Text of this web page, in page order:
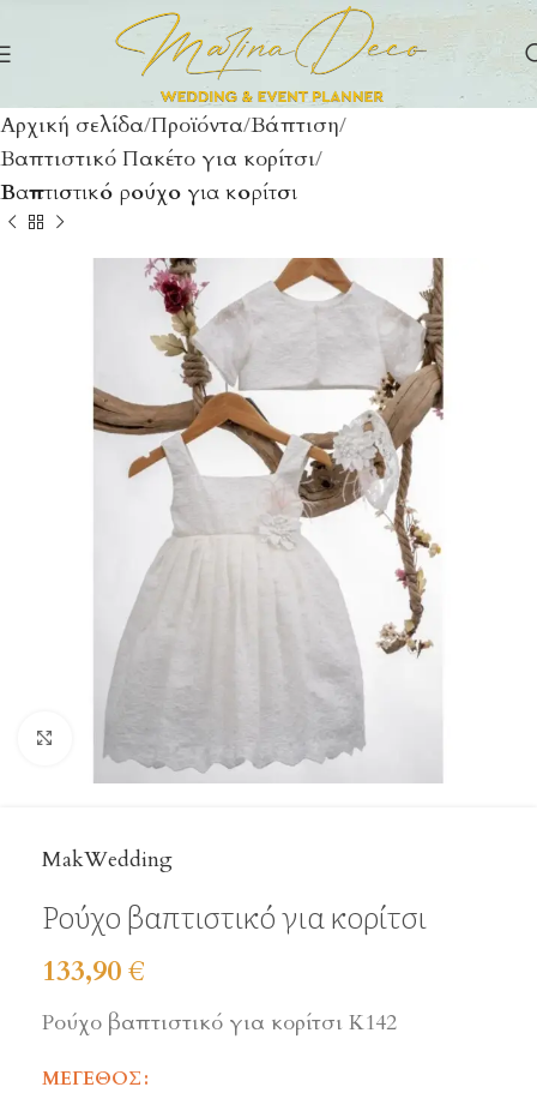
Αρχική σελίδα Προϊόντα Βάπτιση
Βαπτιστικό Πακέτο για κορίτσι
Βαπτιστικό ρούχο για κορίτσι
Click to enlarge
MakWedding
Ρούχο βαπτιστικό για κορίτσι
133,90€
Ρούχο βαπτιστικό για κορίτσι Κ142
ΜΈΓΕΘΟΣ